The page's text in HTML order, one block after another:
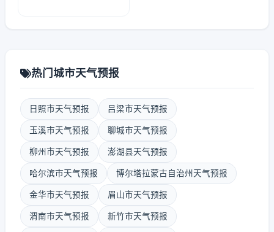
热门城市天气预报
日照市天气预报 吕梁市天气预报
玉溪市天气预报 聊城市天气预报
柳州市天气预报 澎湖县天气预报
哈尔滨市天气预报 博尔塔拉蒙古自治州天气预报
金华市天气预报 眉山市天气预报
渭南市天气预报 新竹市天气预报